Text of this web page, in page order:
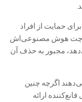
حمایت از افراد
هوش مصنوعی‌اش
مجبور به حذف آن
اگرچه چنین
ارائه